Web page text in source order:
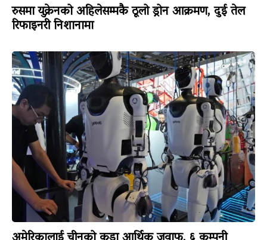
रुसमा युक्रेनको अहिलेसम्मकै ठूलो ड्रोन आक्रमण, दुई तेल
रिफाइनरी निशानामा